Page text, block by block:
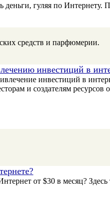
деньги, гуляя по Интернету.
средств и парфюмерии.
инвестиций в
инвестиций в
и создателям
от $30 в месяц?